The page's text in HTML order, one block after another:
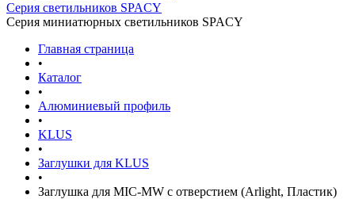
Серия светильников SPACY
Серия миниатюрных светильников SPACY
Главная страница
•
Каталог
•
Алюминиевый профиль
•
KLUS
•
Заглушки для KLUS
•
Заглушка для MIC-MW с отверстием (Arlight, Пластик)